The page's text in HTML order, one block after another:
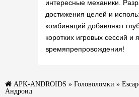
интересные механики.
достижения целей и
комбинаций добавляют
коротких игровых сессий и
времяпрепровождения!
APK-ANDROIDS » Головоломки »
Андроид